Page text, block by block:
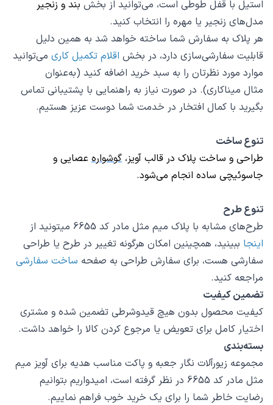
استیل با قفل طوطی است، می‌توانید از بخش بند و زنجیر
مدل‌های زنجیر یا مهره را انتخاب کنید.
هر پلاک به سفارش شما ساخته خواهد شد به همین دلیل
قابلیت سفارشی‌سازی دارد، در بخش اقلام تکمیل کاری می‌توانید
موارد مورد نظرتان را به سبد خرید اضافه کنید (به‌عنوان‌
مثال میناکاری). در صورت نیاز به راهنمایی با پشتیبانی تماس
بگیرید با کمال افتخار در خدمت شما دوست عزیز هستیم.
تنوع ساخت
طراحی و ساخت پلاک در قالب آویز، گوشواره عصایی و
جاسوئیچی ساده انجام می‌شود.
تنوع طرح
طرح‌های مشابه با پلاک میم مثل مادر کد 6655 میتونید از
اینجا ببینید، همچینین امکان هرگونه تغییر در طرح یا طراحی
سفارشی هست، برای سفارش طراحی به صفحه ساخت سفارشی
مراجعه کنید.
تضمین کیفیت
کیفیت محصول بدون هیچ قیدوشرطی تضمین شده و مشتری
اختیار کامل برای تعویض یا مرجوع کردن کالا را خواهد داشت.
بسته‌بندی
مجموعه زیورآلات نگار جعبه و پاکت مناسب هدیه برای آویز میم
مثل مادر کد 6655 در نظر گرفته است، امیدواریم بتوانیم
رضایت خاطر شما را برای یک خرید خوب فراهم نماییم.